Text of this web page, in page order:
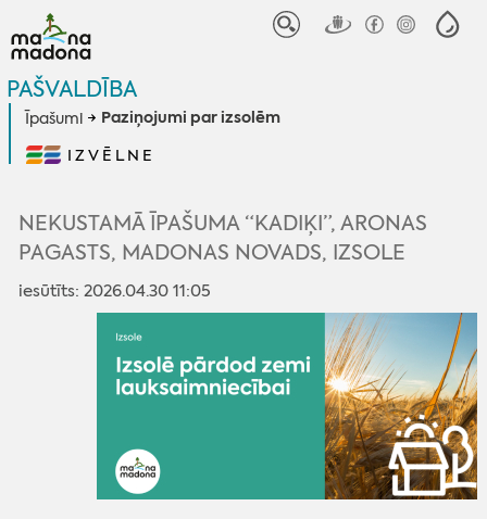
PAŠVALDĪBA
Īpašumi Paziņojumi par izsolēm
IZVĒLNE
NEKUSTAMĀ ĪPAŠUMA “KADIĶI”, ARONAS
PAGASTS, MADONAS NOVADS, IZSOLE
iesūtīts: 2026.04.30 11:05